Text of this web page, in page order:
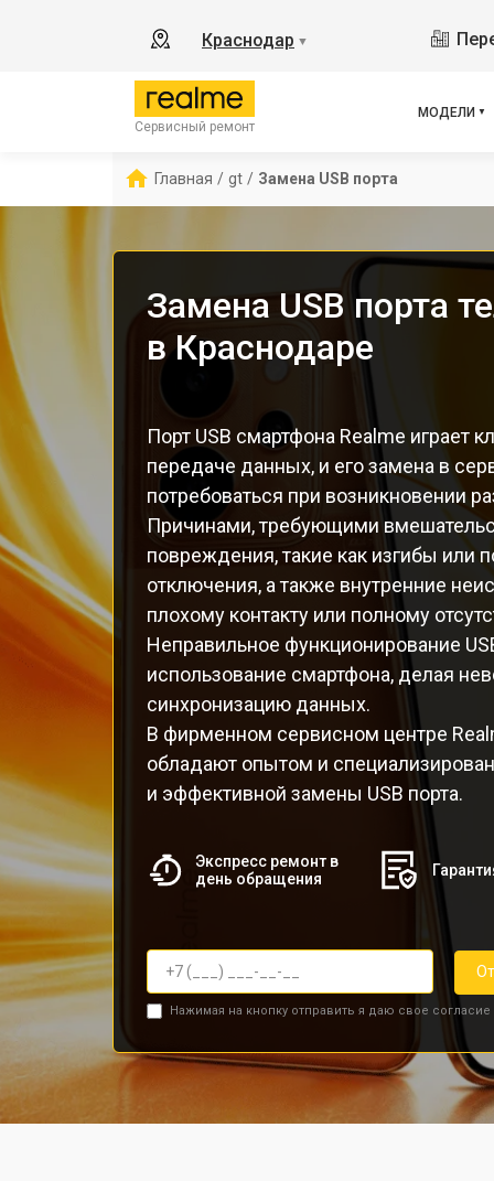
Краснодар ▼
Сервисный ремонт
МОДЕЛИ
11
C67
Главная / gt / Замена USB порта
Замена USB порта
в Краснодаре
Порт USB смартфона Realme играет
передаче данных, и его замена в
потребоваться при возникновении
Причинами, требующими
повреждения, такие как изгибы или
отключения, а также внутренние
плохому контакту или полному
Неправильное функционирование
использование смартфона, делая
синхронизацию данных.
В фирменном сервисном центре
обладают опытом и
и эффективной замены USB порта.
Экспресс ремонт в
день обращения
Нажимая на кнопку отправить я даю свое согласие